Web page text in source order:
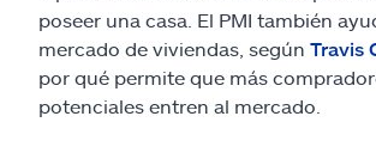
poseer una casa. El PMI también
mercado de viviendas, según Travis
por qué permite que más
potenciales entren al mercado.